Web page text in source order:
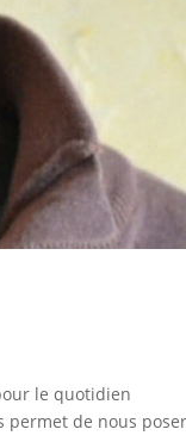
le quotidien
permet de nous